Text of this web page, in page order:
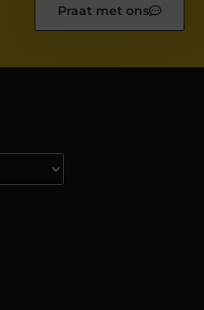
Praat met ons